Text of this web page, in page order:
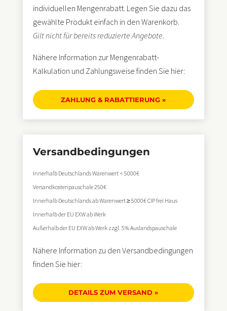
individuellen Mengenrabatt. Legen Sie dazu das
gewählte Produkt einfach in den Warenkorb.
Gilt nicht für bereits reduzierte Angebote.
Nähere Information zur Mengenrabatt-
Kalkulation und Zahlungsweise finden Sie hier:
ZAHLUNG & RABATTIERUNG »
Versand­bedingungen
Innerhalb Deutschlands Warenwert < 5000€
Versandkostenpauschale 250€
Innerhalb Deutschlands ab Warenwert ≥ 5000€ CIP frei Haus
Innerhalb der EU EXW ab Werk
Außerhalb der EU EXW ab Werk zzgl. 5% Auslandspauschale
Nähere Information zu den Versandbedingungen
finden Sie hier:
DETAILS ZUM VERSAND »